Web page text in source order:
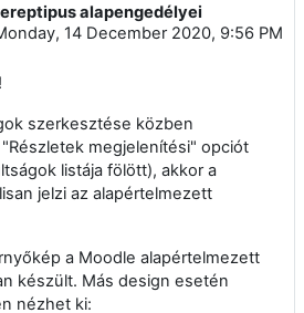
alapengedélyei
14 December 2020, 9:56 PM
szerkesztése közben
megjelenítési" opciót
listája fölött), akkor a
jelzi az alapértelmezett
a Moodle alapértelmezett
készült. Más design esetén
nézhet ki: